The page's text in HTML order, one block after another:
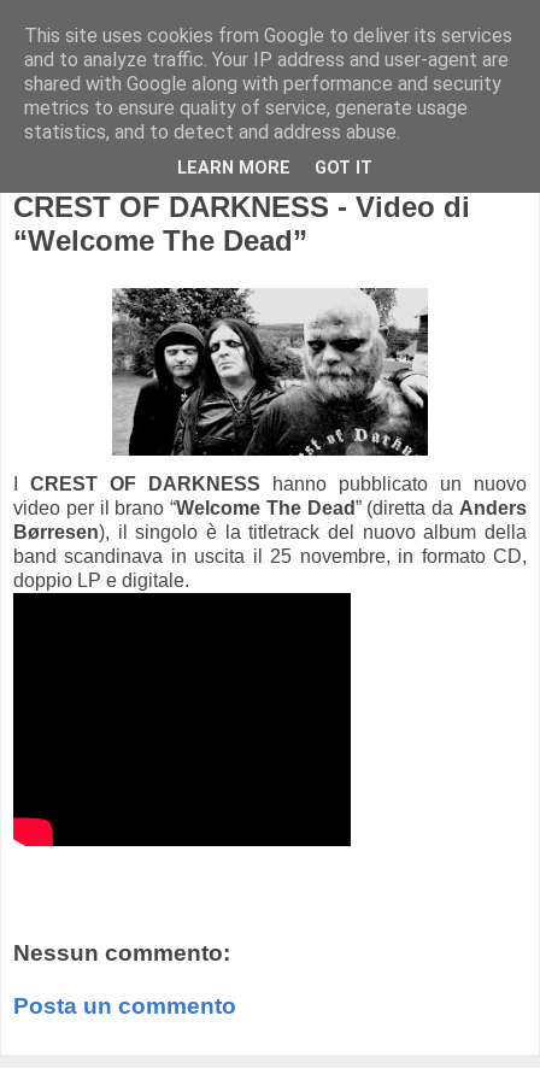
CREST OF DARKNESS - Video di
“Welcome The Dead”
CREST OF DARKNESS hanno pubblicato un nuovo
video per il brano “Welcome The Dead” (diretta da Anders
Børresen), il singolo è la titletrack del nuovo album della
band scandinava in uscita il 25 novembre, in formato CD,
doppio LP e digitale.
Nessun commento:
Posta un commento
This site uses cookies from Google to deliver its services
and to analyze traffic. Your IP address and user-agent are
shared with Google along with performance and security
metrics to ensure quality of service, generate usage
statistics, and to detect and address abuse.
LEARN MORE GOT IT